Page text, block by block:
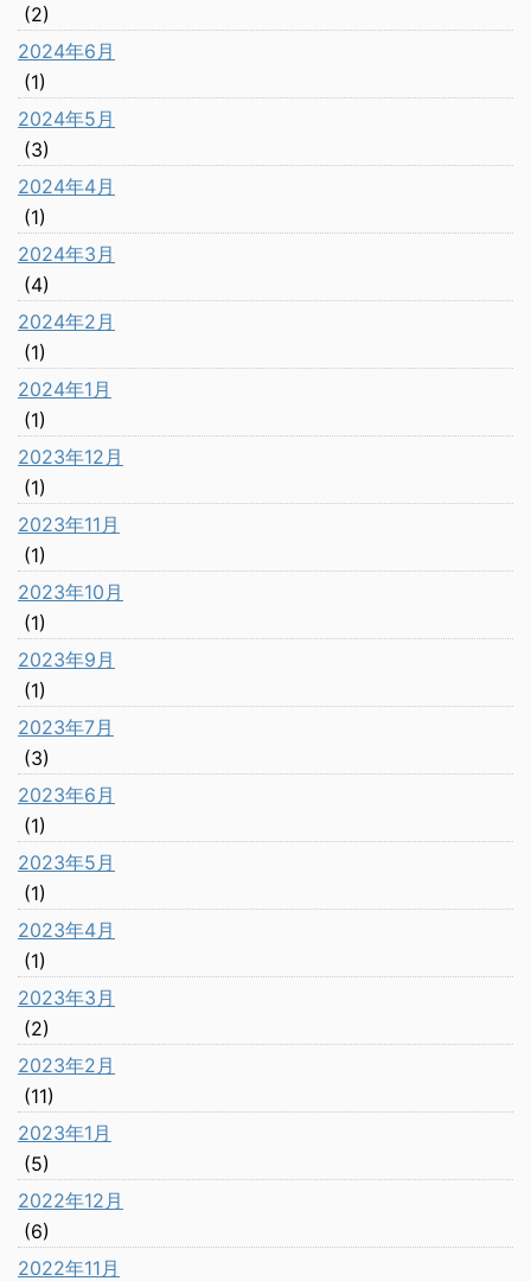
(2)
2024年6月
(1)
2024年5月
(3)
2024年4月
(1)
2024年3月
(4)
2024年2月
(1)
2024年1月
(1)
2023年12月
(1)
2023年11月
(1)
2023年10月
(1)
2023年9月
(1)
2023年7月
(3)
2023年6月
(1)
2023年5月
(1)
2023年4月
(1)
2023年3月
(2)
2023年2月
(11)
2023年1月
(5)
2022年12月
(6)
2022年11月